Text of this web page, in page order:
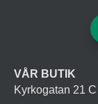
VÅR BUTIK
Kyrkogatan 21 C